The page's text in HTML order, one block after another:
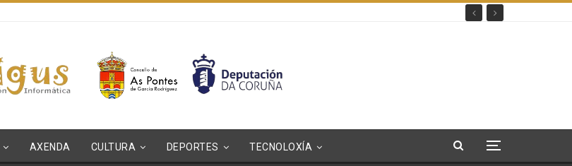
AXENDA CULTURA DEPORTES TECNOLOXÍA